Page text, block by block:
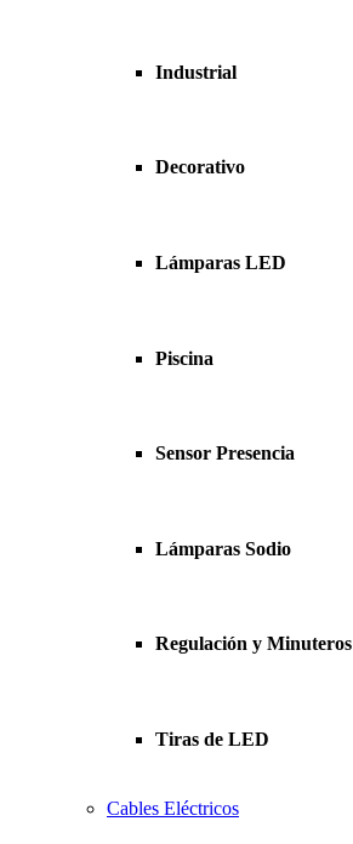
Industrial
Decorativo
Lámparas LED
Piscina
Sensor Presencia
Lámparas Sodio
Regulación y Minuteros
Tiras de LED
Cables Eléctricos